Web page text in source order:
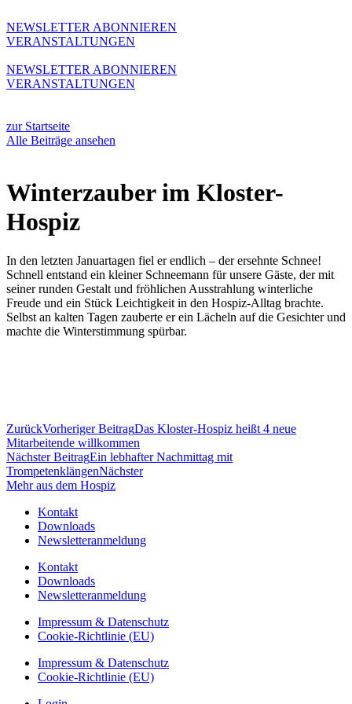
Inhalt
wechseln
NEWSLETTER ABONNIEREN
VERANSTALTUNGEN
NEWSLETTER ABONNIEREN
VERANSTALTUNGEN
zur Startseite
Alle Beiträge ansehen
Winterzauber im Kloster-
Hospiz
In den letzten Januartagen fiel er endlich – der ersehnte Schnee!
Schnell entstand ein kleiner Schneemann für unsere Gäste, der mit
seiner runden Gestalt und fröhlichen Ausstrahlung winterliche
Freude und ein Stück Leichtigkeit in den Hospiz-Alltag brachte.
Selbst an kalten Tagen zauberte er ein Lächeln auf die Gesichter und
machte die Winterstimmung spürbar.
ZurückVorheriger BeitragDas Kloster-Hospiz heißt 4 neue
Mitarbeitende willkommen
Nächster BeitragEin lebhafter Nachmittag mit
TrompetenklängenNächster
Mehr aus dem Hospiz
Kontakt
Downloads
Newsletteranmeldung
Kontakt
Downloads
Newsletteranmeldung
Impressum & Datenschutz
Cookie-Richtlinie (EU)
Impressum & Datenschutz
Cookie-Richtlinie (EU)